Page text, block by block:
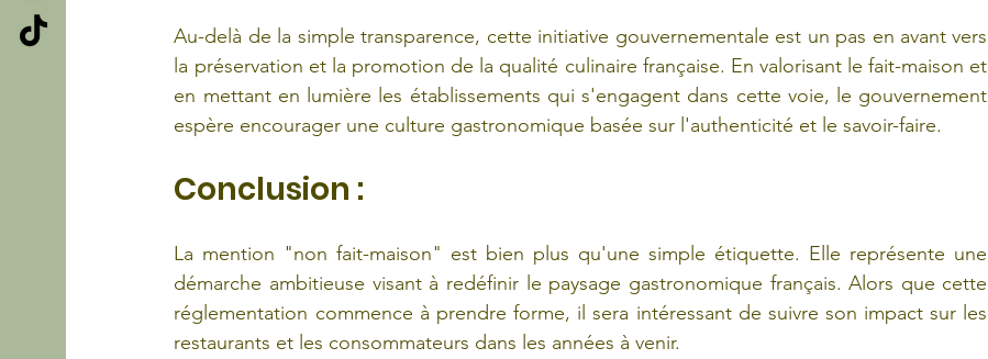
Au-delà de la simple transparence, cette initiative gouvernementale est un pas en avant vers
la préservation et la promotion de la qualité culinaire française. En valorisant le fait-maison et
en mettant en lumière les établissements qui s'engagent dans cette voie, le gouvernement
espère encourager une culture gastronomique basée sur l'authenticité et le savoir-faire.
Conclusion :
La mention "non fait-maison" est bien plus qu'une simple étiquette. Elle représente une
démarche ambitieuse visant à redéfinir le paysage gastronomique français. Alors que cette
réglementation commence à prendre forme, il sera intéressant de suivre son impact sur les
restaurants et les consommateurs dans les années à venir.